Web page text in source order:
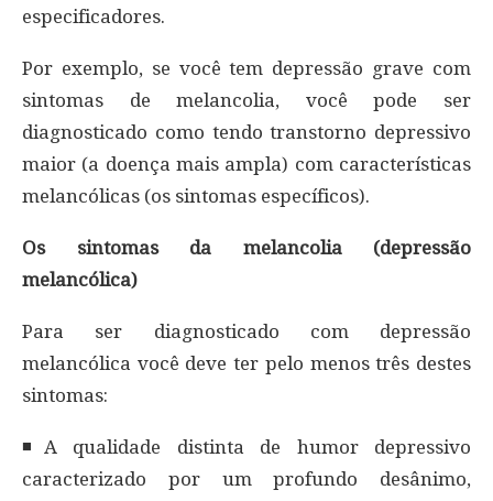
especificadores.
Por exemplo, se você tem depressão grave com
sintomas de melancolia, você pode ser
diagnosticado como tendo transtorno depressivo
maior (a doença mais ampla) com características
melancólicas (os sintomas específicos).
Os sintomas da melancolia (depressão
melancólica)
Para ser diagnosticado com depressão
melancólica você deve ter pelo menos três destes
sintomas:
◾A qualidade distinta de humor depressivo
caracterizado por um profundo desânimo,